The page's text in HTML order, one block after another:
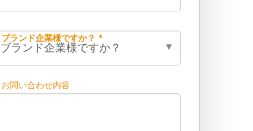
ブランド企業様ですか？ *
お問い合わせ内容